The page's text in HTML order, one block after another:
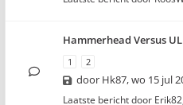
Hammerhead Versus
1 2
door Hk87,wo 15 jul
Laatste bericht door Erik82